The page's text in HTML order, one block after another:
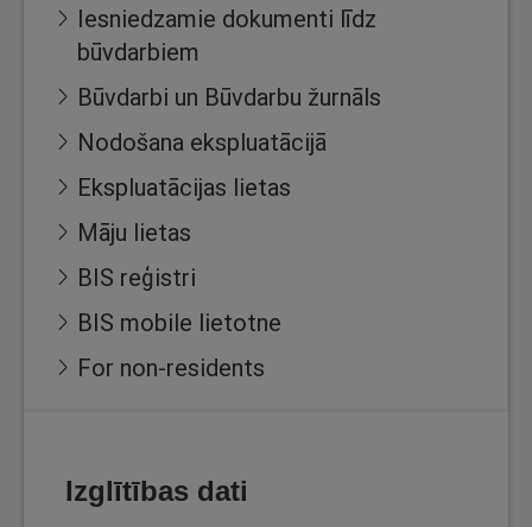
Iesniedzamie dokumenti līdz
būvdarbiem
Būvdarbi un Būvdarbu žurnāls
Nodošana ekspluatācijā
Ekspluatācijas lietas
Māju lietas
BIS reģistri
BIS mobile lietotne
For non-residents
Izglītības dati